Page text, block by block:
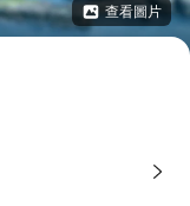
查看圖片